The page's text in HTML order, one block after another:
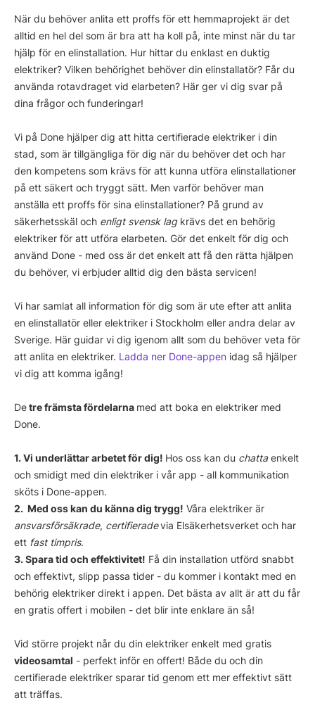
När du behöver anlita ett proffs för ett hemmaprojekt är det
alltid en hel del som är bra att ha koll på, inte minst när du tar
hjälp för en elinstallation. Hur hittar du enklast en duktig
elektriker? Vilken behörighet behöver din elinstallatör? Får du
använda rotavdraget vid elarbeten? Här ger vi dig svar på
dina frågor och funderingar!
Vi på Done hjälper dig att hitta certifierade elektriker i din
stad, som är tillgängliga för dig när du behöver det och har
den kompetens som krävs för att kunna utföra elinstallationer
på ett säkert och tryggt sätt. Men varför behöver man
anställa ett proffs för sina elinstallationer? På grund av
säkerhetsskäl och enligt svensk lagkrävs det en behörig
elektriker för att utföra elarbeten. Gör det enkelt för dig och
använd Done - med oss är det enkelt att få den rätta hjälpen
du behöver, vi erbjuder alltid dig den bästa servicen!
Vi har samlat all information för dig som är ute efter att anlita
en elinstallatör eller elektriker i Stockholm eller andra delar av
Sverige. Här guidar vi dig igenom allt som du behöver veta för
att anlita en elektriker. Ladda ner Done-appen idag så hjälper
vi dig att komma igång!
Detre främsta fördelarna med att boka en elektriker med
Done.
1. Vi underlättar arbetet för dig! Hos oss kan du chattaenkelt
och smidigt med din elektriker i vår app - all kommunikation
sköts i Done-appen.
‍2. Med oss kan du känna dig trygg! Våra elektriker är
ansvarsförsäkrade, certifieradevia Elsäkerhetsverket och har
ett fast timpris.
‍3. Spara tid och effektivitet! Få din installation utförd snabbt
och effektivt, slipp passa tider - du kommer i kontakt med en
behörig elektriker direkt i appen. Det bästa av allt är att du får
en gratis offert i mobilen - det blir inte enklare än så!
Vid större projekt når du din elektriker enkelt med gratis
videosamtal - perfekt inför en offert! Både du och din
certifierade elektriker sparar tid genom ett mer effektivt sätt
att träffas.